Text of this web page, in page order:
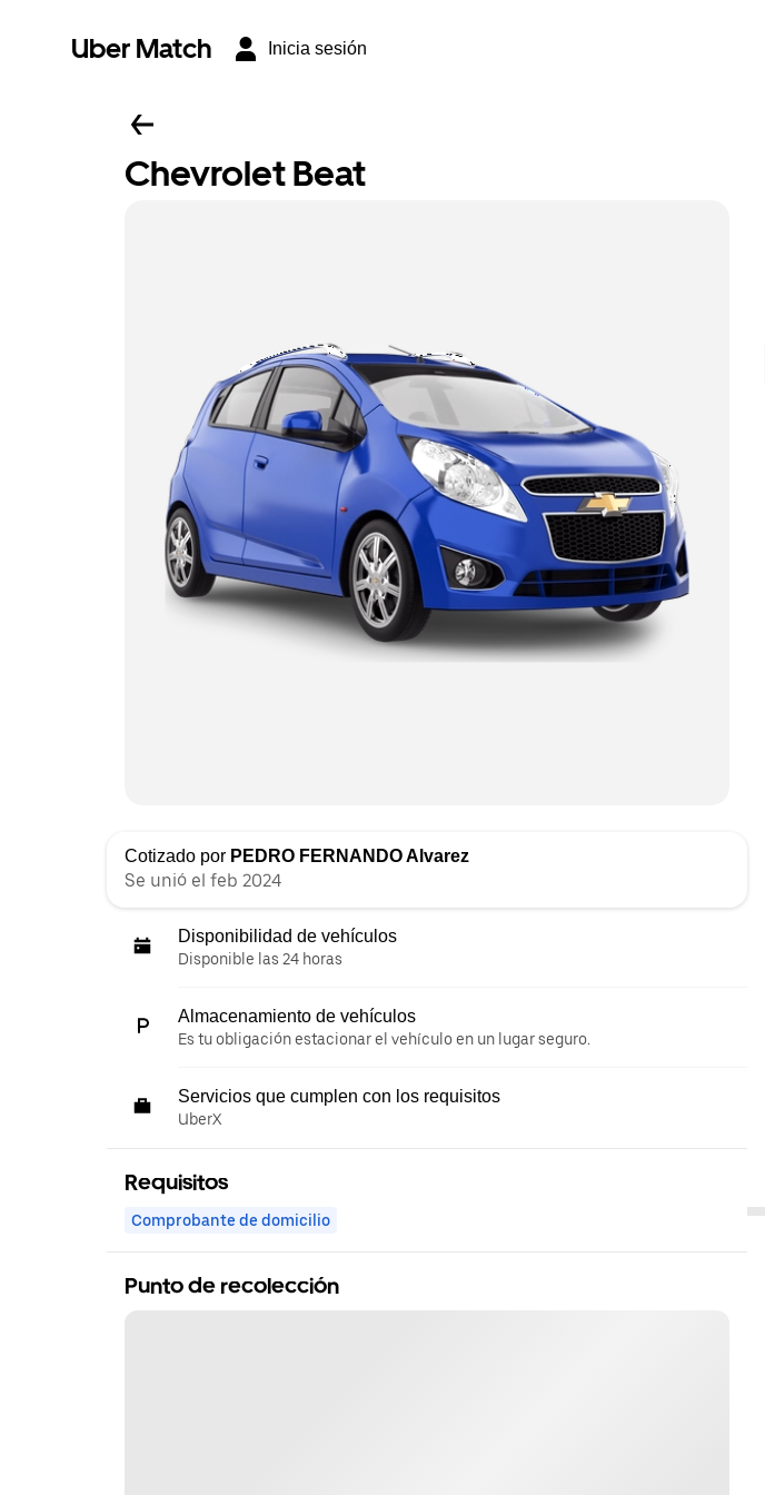
Uber Match Inicia sesión
Chevrolet Beat
Cotizado por PEDRO FERNANDO Alvarez
Se unió el feb 2024
Disponibilidad de vehículos
Disponible las 24 horas
Almacenamiento de vehículos
Es tu obligación estacionar el vehículo en un lugar seguro.
Servicios que cumplen con los requisitos
UberX
Requisitos
Comprobante de domicilio
Punto de recolección